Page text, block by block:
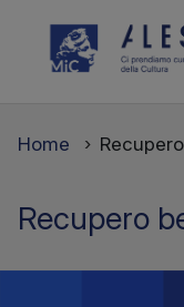
Home
Recupero